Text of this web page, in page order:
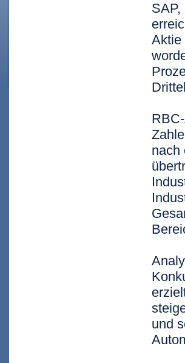
Aktie
nach
und